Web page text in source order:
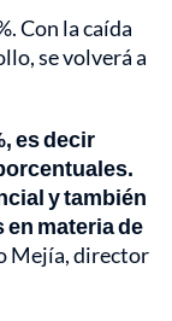
Con la caída
se volverá a
es decir
y también
materia de
Mejía, director